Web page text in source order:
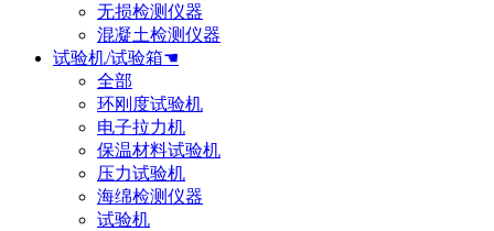
无损检测仪器
混凝土检测仪器
试验机/试验箱☚
全部
环刚度试验机
电子拉力机
保温材料试验机
压力试验机
海绵检测仪器
试验机